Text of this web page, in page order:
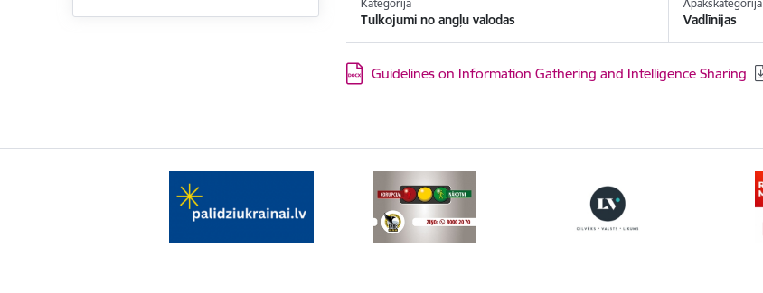
Kategorija
Tulkojumi no angļu valodas
Apakškategorija
Vadlīnijas
Lejupielādēt:
Guidelines on Information Gathering and Intelligence Sharing